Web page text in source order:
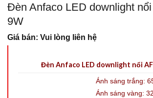
Đèn Anfaco LED downlight
9W
Giá bán: Vui lòng liên hệ
Đèn Anfaco LED downlight nổi
Ánh sáng trắng:
Ánh sáng vàng: